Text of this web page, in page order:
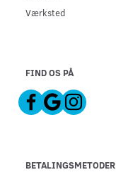
Værksted
FIND OS PÅ
BETALINGSMETODER